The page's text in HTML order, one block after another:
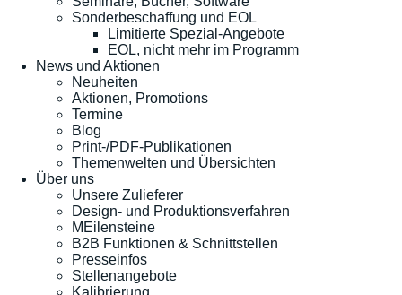
Sonderbeschaffung und EOL
Limitierte Spezial-Angebote
EOL, nicht mehr im Programm
News und Aktionen
Neuheiten
Aktionen, Promotions
Termine
Blog
Print-/PDF-Publikationen
Themenwelten und Übersichten
Über uns
Unsere Zulieferer
Design- und Produktionsverfahren
MEilensteine
B2B Funktionen & Schnittstellen
Presseinfos
Stellenangebote
Kalibrierung